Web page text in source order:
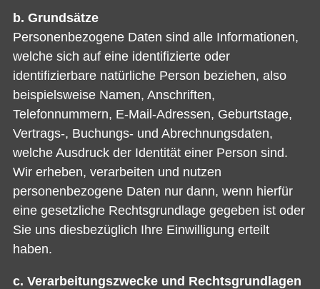
b. Grundsätze
Personenbezogene Daten sind alle Informationen,
welche sich auf eine identifizierte oder
identifizierbare natürliche Person beziehen, also
beispielsweise Namen, Anschriften,
Telefonnummern, E-Mail-Adressen, Geburtstage,
Vertrags-, Buchungs- und Abrechnungsdaten,
welche Ausdruck der Identität einer Person sind.
Wir erheben, verarbeiten und nutzen
personenbezogene Daten nur dann, wenn hierfür
eine gesetzliche Rechtsgrundlage gegeben ist oder
Sie uns diesbezüglich Ihre Einwilligung erteilt
haben.
c. Verarbeitungszwecke und Rechtsgrundlagen